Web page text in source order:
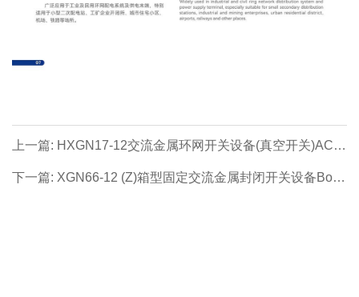
上一篇: HXGN17-12交流金属环网开关设备(真空开关)AC
metal ring switchgear (vacuum switches)
下一篇: XGN66-12 (Z)箱型固定交流金属封闭开关设备Box-